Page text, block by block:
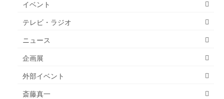
イベント
テレビ・ラジオ
ニュース
企画展
外部イベント
斎藤真一